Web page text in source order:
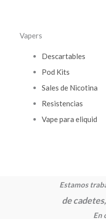
Vapers
Descartables
Pod Kits
Sales de Nicotina
Resistencias
Vape para eliquid
Estamos
de
En